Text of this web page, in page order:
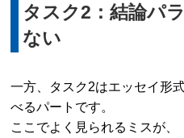
タスク2：結論パ
ない
一方、タスク2はエッセイ形
べるパートです。
ここでよく見られるミスが